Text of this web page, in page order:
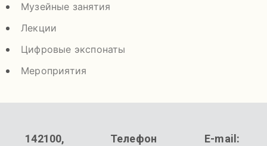
Музейные занятия
Лекции
Цифровые экспонаты
Мероприятия
142100,
Телефон
E-mail: